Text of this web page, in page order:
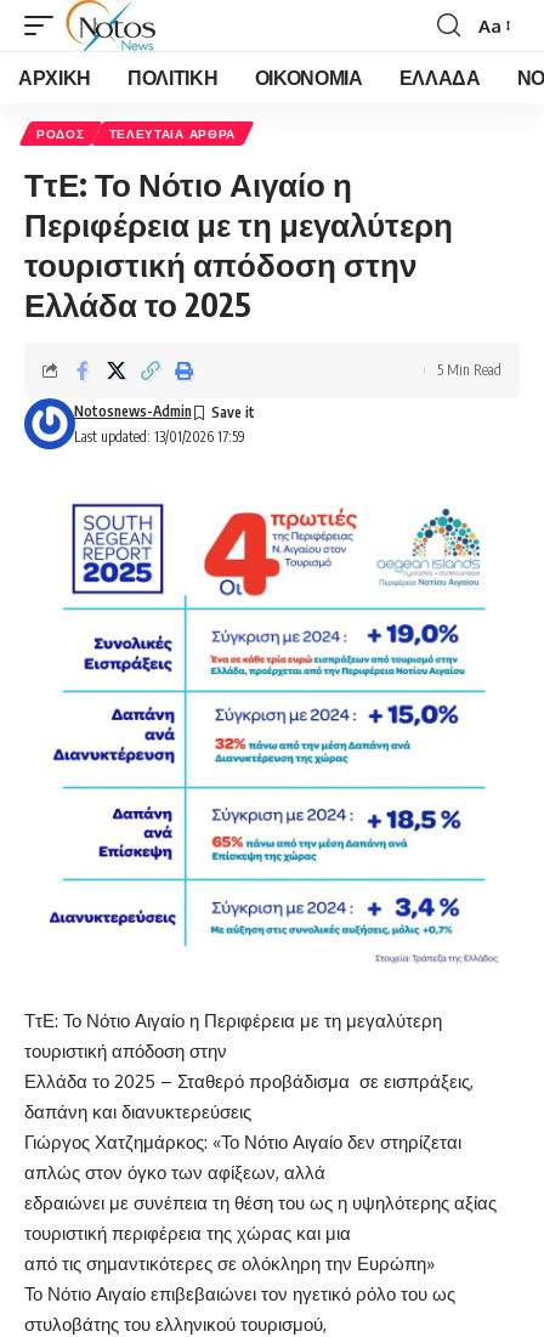
Font
Resizer
Aa
ΑΡΧΙΚΗ ΠΟΛΙΤΙΚΗ ΟΙΚΟΝΟΜΙΑ ΕΛΛΑΔΑ
ΡΟΔΟΣ ΤΕΛΕΥΤΑΙΑ ΑΡΘΡΑ
ΤτΕ: Το Νότιο Αιγαίο η
Περιφέρεια με τη μεγαλύτερη
τουριστική απόδοση στην
Ελλάδα το 2025
Last updated: 13/01/2026 17:59
Notosnews-Admin
5 Min Read
ΤτΕ: Το Νότιο Αιγαίο η Περιφέρεια με τη μεγαλύτερη
τουριστική απόδοση στην
Ελλάδα το 2025 – Σταθερό προβάδισμα σε εισπράξεις,
δαπάνη και διανυκτερεύσεις
Γιώργος Χατζημάρκος: «Το Νότιο Αιγαίο δεν στηρίζεται
απλώς στον όγκο των αφίξεων, αλλά
εδραιώνει με συνέπεια τη θέση του ως η υψηλότερης αξίας
τουριστική περιφέρεια της χώρας και μια
από τις σημαντικότερες σε ολόκληρη την Ευρώπη»
Το Νότιο Αιγαίο επιβεβαιώνει τον ηγετικό ρόλο του ως
στυλοβάτης του ελληνικού τουρισμού,